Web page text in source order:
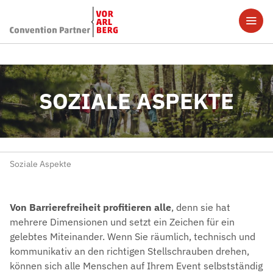
SOZIALE ASPEKTE
Soziale Aspekte
Von Barrierefreiheit profitieren alle, denn sie hat
mehrere Dimensionen und setzt ein Zeichen für ein
gelebtes Miteinander. Wenn Sie räumlich, technisch und
kommunikativ an den richtigen Stellschrauben drehen,
können sich alle Menschen auf Ihrem Event selbstständig